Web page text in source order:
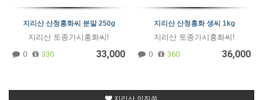
지리산 산청홍화씨 분말 250g
지리산 토종가시홍화씨!
0
330 33,000
지리산 산청홍화 생씨 1kg
지리산 토종가시홍화씨!
0
360 36,000